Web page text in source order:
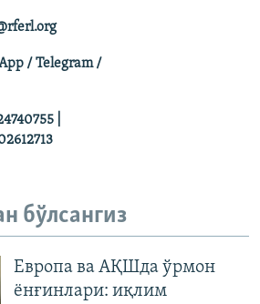
/ Telegram /
|
бўлсангиз
Европа ва АҚШда ўрмон
ёнғинлари: иқлим